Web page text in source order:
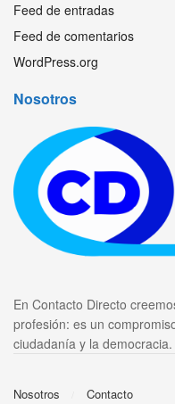
Feed de entradas
Feed de comentarios
WordPress.org
Nosotros
En Contacto Directo
profesión: es un
ciudadanía y la democracia.
Nosotros Contacto